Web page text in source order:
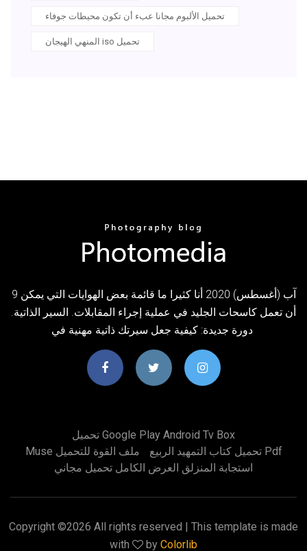
تحميل الألبوم مجانا عبء أن تكون محيطات جوفاء
المنهي الهيجان iso تحميل
9 آب (أغسطس) 2020 أنا كثيرا ما قائمة بعض الهوايات التي يمكن
أن تعمل كاسحات الجليد في عملية إجراء المقابلات. السير الذاتية.
تحميل Google Play Android Tv Box
Muse ملف القوة للتحميل
تحميل كتاب التمهيد الربيع Pdf
استجابة المنزلق العرض الكامل تحميل مجاني
Copyright ©2026 All rights reserved | This template is made
with
by Colorlib